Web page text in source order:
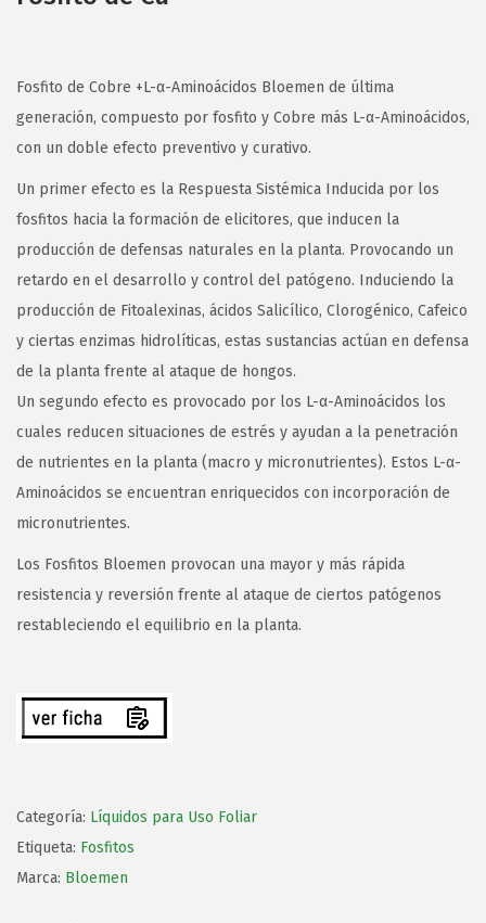
Fosfito de Cobre +L-α-Aminoácidos Bloemen de última
generación, compuesto por fosfito y Cobre más L-α-Aminoácidos,
con un doble efecto preventivo y curativo.
Un primer efecto es la Respuesta Sistémica Inducida por los
fosfitos hacia la formación de elicitores, que inducen la
producción de defensas naturales en la planta. Provocando un
retardo en el desarrollo y control del patógeno. Induciendo la
producción de Fitoalexinas, ácidos Salicílico, Clorogénico, Cafeico
y ciertas enzimas hidrolíticas, estas sustancias actúan en defensa
de la planta frente al ataque de hongos.
Un segundo efecto es provocado por los L-α-Aminoácidos los
cuales reducen situaciones de estrés y ayudan a la penetración
de nutrientes en la planta (macro y micronutrientes). Estos L-α-
Aminoácidos se encuentran enriquecidos con incorporación de
micronutrientes.
Los Fosfitos Bloemen provocan una mayor y más rápida
resistencia y reversión frente al ataque de ciertos patógenos
restableciendo el equilibrio en la planta.
Categoría: Líquidos para Uso Foliar
Etiqueta: Fosfitos
Marca: Bloemen